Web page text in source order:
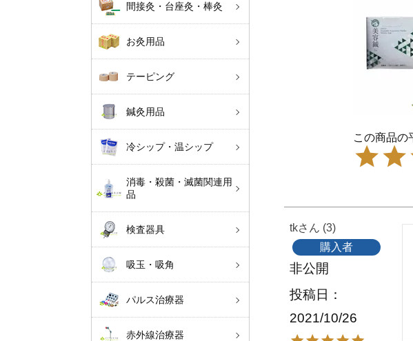
間接灸・台座灸・棒灸
お灸用品
テーピング
鍼灸用品
冷シップ・温シップ
消毒・殺菌・滅菌関連用
品
検査器具
吸玉・吸角
パルス治療器
赤外線治療器
tk
3
購入者
非公開
投稿日
2021/10/26